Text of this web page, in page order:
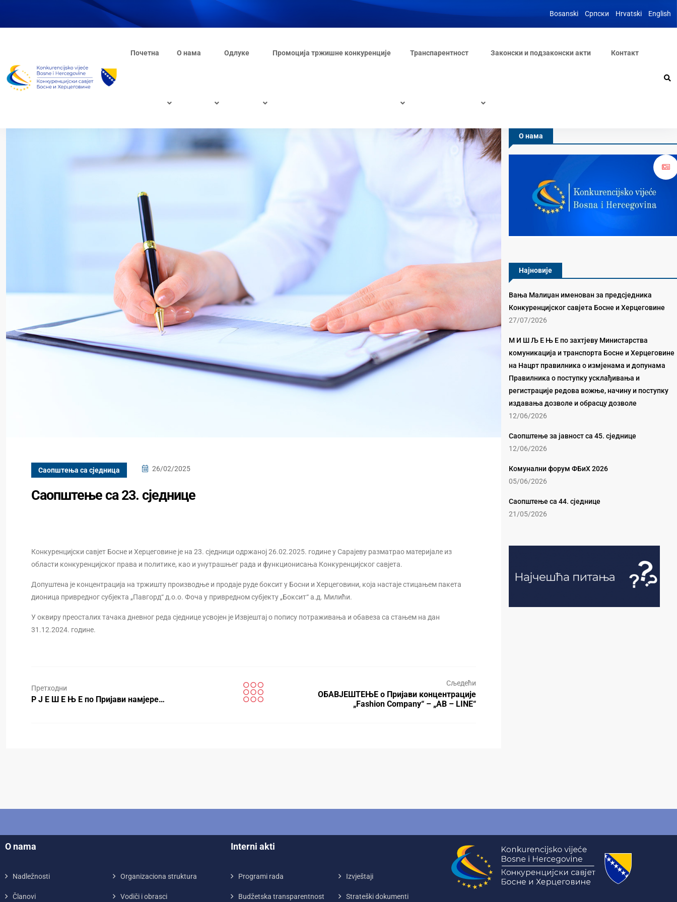
Bosanski Српски Hrvatski English
Почетна О нама Одлуке Промоција тржишне конкуренције Транспарентност Законски и подзаконски акти Контакт
Саопштења са сједница 26/02/2025
Саопштење са 23. сједнице
Конкуренцијски савјет Босне и Херцеговине је на 23. сједници одржаној 26.02.2025. године у Сарајеву разматрао материјале из
области конкуренцијског права и политике, као и унутрашњег рада и функционисања Конкуренцијског савјета.
Допуштена је концентрација на тржишту производње и продаје руде боксит у Босни и Херцеговини, која настаје стицањем пакета
дионица привредног субјекта „Павгорд“ д.о.о. Фоча у привредном субјекту „Боксит“ а.д. Милићи.
У оквиру преосталих тачака дневног реда сједнице усвојен је Извјештај о попису потраживања и обавеза са стањем на дан
31.12.2024. године.
Претходни
Р Ј Е Ш Е Њ Е по Пријави намјере…
Сљедећи
ОБАВЈЕШТЕЊЕ о Пријави концентрације
„Fashion Company“ – „AB – LINE“
О нама
Најновије
Вања Малиџан именован за предсједника
Конкуренцијског савјета Босне и Херцеговине
27/07/2026
М И Ш Љ Е Њ Е по захтјеву Министарства
комуникација и транспорта Босне и Херцеговине
на Нацрт правилника о измјенама и допунама
Правилника о поступку усклађивања и
регистрације редова вожње, начину и поступку
издавања дозволе и обрасцу дозволе
12/06/2026
Саопштење за јавност са 45. сједнице
12/06/2026
Комунални форум ФБиХ 2026
05/06/2026
Саопштење са 44. сједнице
21/05/2026
O nama
Nadležnosti Organizaciona struktura
Članovi Vodiči i obrasci
Interni akti
Programi rada Izvještaji
Budžetska transparentnost
Strateški dokumenti